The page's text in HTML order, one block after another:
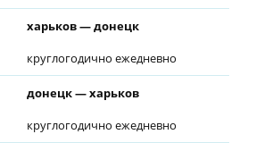
харьков — донецк
круглогодично ежедневно
донецк — харьков
круглогодично ежедневно